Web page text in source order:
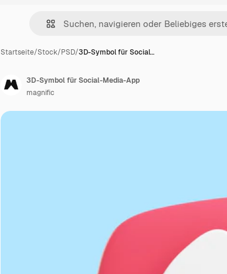
Startseite/Stock/PSD/3D-Symbol für Social…
3D-Symbol für Social-Media-App
magnific